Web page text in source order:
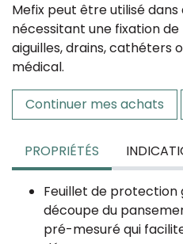
Mefix peut être utilisé
nécessitant une fixation
aiguilles, drains, cathéters
médical.
Continuer mes achats
PROPRIÉTÉS
Feuillet de
découpe du
pré-mesuré qui